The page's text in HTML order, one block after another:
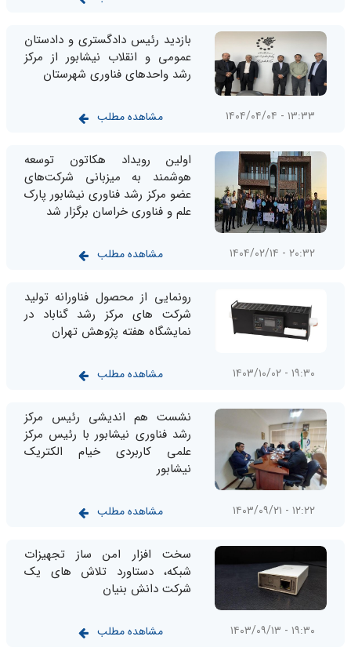
بازدید رئیس دادگستری و دادستان
عمومی و انقلاب نیشابور از مرکز
رشد واحدهای فناوری شهرستان
۱۳:۳۳ - ۱۴۰۴/۰۴/۰۴ مشاهده مطلب
اولین رویداد هکاتون توسعه
هوشمند به میزبانی شرکت‌های
عضو مرکز رشد فناوری نیشابور پارک
علم و فناوری خراسان برگزار شد
۲۰:۳۲ - ۱۴۰۴/۰۲/۱۴ مشاهده مطلب
رونمایی از محصول فناورانه تولید
شرکت های مرکز رشد گناباد در
نمایشگاه هفته پژوهش تهران
۱۹:۳۰ - ۱۴۰۳/۱۰/۰۲ مشاهده مطلب
نشست هم اندیشی رئیس مرکز
رشد فناوری نیشابور با رئیس مرکز
علمی کاربردی خیام الکتریک
نیشابور
۱۲:۲۲ - ۱۴۰۳/۰۹/۲۱ مشاهده مطلب
سخت افزار امن ساز تجهیزات
شبکه، دستاورد تلاش های یک
شرکت دانش بنیان
۱۹:۳۰ - ۱۴۰۳/۰۹/۱۳ مشاهده مطلب